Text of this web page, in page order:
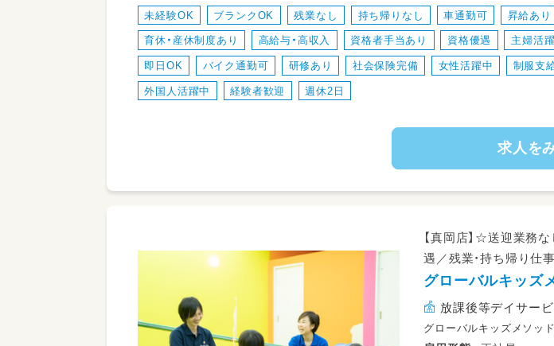
・児童のみな
・ワークバラ
未経験OK ブランクOK 残業なし 持ち帰りなし 車通勤可 昇給あり
育休・産休制度あり 高給与・高収入 資格者手当あり 資格優遇 主婦活
即日OK バイク通勤可 研修あり 社会保険完備 女性活躍中 制服支
外国人活躍中 経験者歓迎 週休2日
求人を
【真岡店】☆送迎業務
遇／残業・持ち帰り仕事
グローバルキッ
放課後等デイサービ
グローバルキッズメソッ